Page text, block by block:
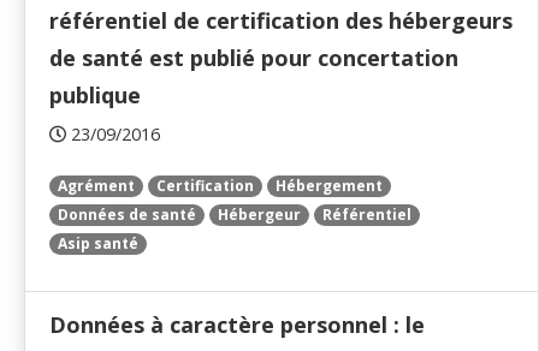
référentiel de certification des hébergeurs
de santé est publié pour concertation
publique
23/09/2016
Agrément Certification
Hébergement
Données de santé
Hébergeur
Référentiel
Asip santé
Données à caractère personnel : le